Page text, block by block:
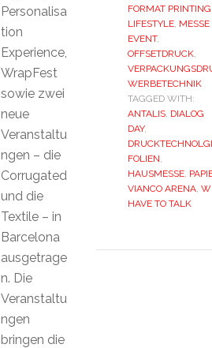
FORMAT PRINTING
LIFESTYLE, MESSE
EVENT,
OFFSETDRUCK,
WERBETECHNIK
TAGGED WITH:
ANTALIS, DIALOG
DAY,
FOLIEN
HAUSMESSE,
VIANCO ARENA,
HAVE TO TALK
Personalisa
tion
Experience,
WrapFest
sowie zwei
neue
Veranstaltu
ngen – die
Corrugated
und die
Textile – in
Barcelona
ausgetrage
n. Die
Veranstaltu
ngen
bringen die